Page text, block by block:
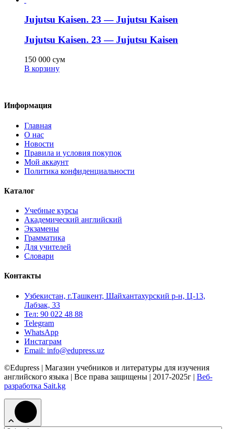
Jujutsu Kaisen. 23 — Jujutsu Kaisen
Jujutsu Kaisen. 23 — Jujutsu Kaisen
150 000 сум
В корзину
Информация
Главная
О нас
Новости
Правила и условия покупок
Мой аккаунт
Политика конфиденциальности
Каталог
Учебные курсы
Академический английский
Экзамены
Грамматика
Для учителей
Словари
Контакты
Узбекистан, г.Ташкент, Шайхантахурский р-н, Ц-13,
Лабзак, 33
Тел: 90 022 48 88
Telegram
WhatsApp
Инстаграм
Email: info@edupress.uz
©Edupress | Магазин учебников и литературы для изучения
английского языка | Все права защищены | 2017-2025г | Веб-
разработка Sait.kg